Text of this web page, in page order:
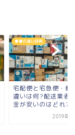
●●の違い辞典
宅配便と宅急便・郵
違いは何?配送業者
金が安いのはどれ?
2019年5